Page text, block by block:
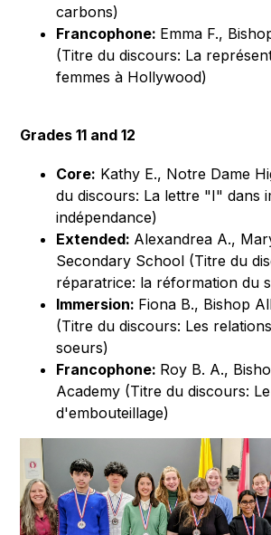
carbons)
Francophone: Emma F.,
(Titre du discours: La
femmes à Hollywood)
Grades 11 and 12
Core: Kathy E., Notre Dame
du discours: La lettre "I" dans
indépendance)
Extended: Alexandrea A.,
Secondary School (Titre du
réparatrice: la réformation du
Immersion: Fiona B., Bishop
(Titre du discours: Les
soeurs)
Francophone: Roy B. A.,
Academy (Titre du discours:
d'embouteillage)